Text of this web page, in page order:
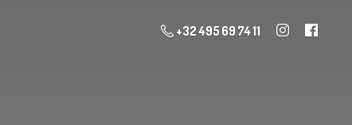
+32 495 69 74 11